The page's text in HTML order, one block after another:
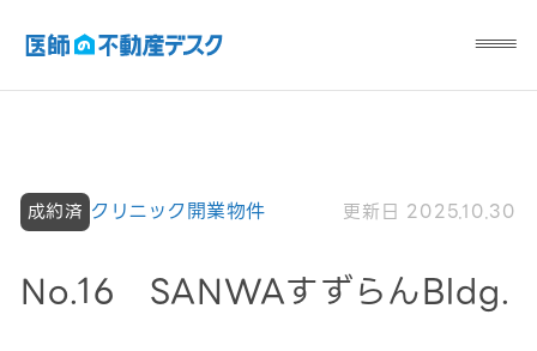
成約済 クリニック開業物件
No.16 SANWAすずらんBldg.
更新日 2025.10.30